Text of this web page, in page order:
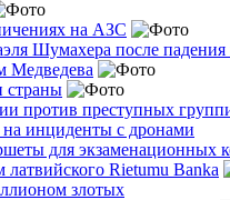
на АЗС
Шумахера после
Медведева
страны
против преступных
инциденты с дронами
для экзаменационных
Rietumu Banka
злотых